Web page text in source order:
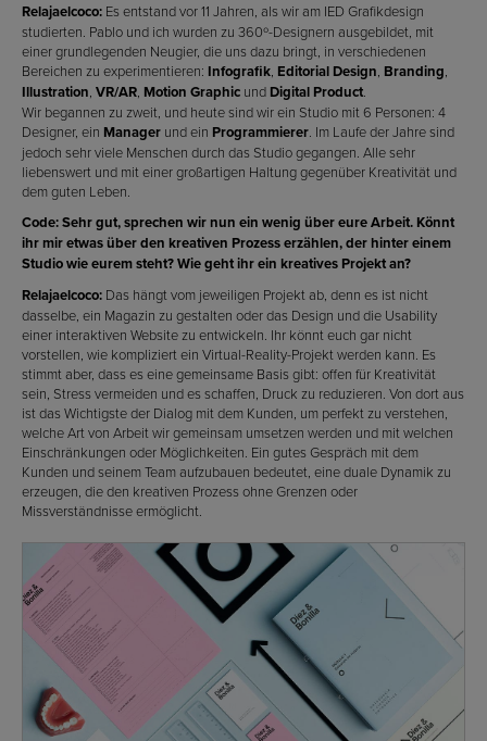
Relajaelcoco: Es entstand vor 11 Jahren, als wir am IED Grafikdesign
studierten. Pablo und ich wurden zu 360º-Designern ausgebildet, mit
einer grundlegenden Neugier, die uns dazu bringt, in verschiedenen
Bereichen zu experimentieren: Infografik, Editorial Design, Branding,
Illustration, VR/AR, Motion Graphic und Digital Product.
Wir begannen zu zweit, und heute sind wir ein Studio mit 6 Personen: 4
Designer, ein Manager und ein Programmierer. Im Laufe der Jahre sind
jedoch sehr viele Menschen durch das Studio gegangen. Alle sehr
liebenswert und mit einer großartigen Haltung gegenüber Kreativität und
dem guten Leben.
Code: Sehr gut, sprechen wir nun ein wenig über eure Arbeit. Könnt
ihr mir etwas über den kreativen Prozess erzählen, der hinter einem
Studio wie eurem steht? Wie geht ihr ein kreatives Projekt an?
Relajaelcoco: Das hängt vom jeweiligen Projekt ab, denn es ist nicht
dasselbe, ein Magazin zu gestalten oder das Design und die Usability
einer interaktiven Website zu entwickeln. Ihr könnt euch gar nicht
vorstellen, wie kompliziert ein Virtual-Reality-Projekt werden kann. Es
stimmt aber, dass es eine gemeinsame Basis gibt: offen für Kreativität
sein, Stress vermeiden und es schaffen, Druck zu reduzieren. Von dort aus
ist das Wichtigste der Dialog mit dem Kunden, um perfekt zu verstehen,
welche Art von Arbeit wir gemeinsam umsetzen werden und mit welchen
Einschränkungen oder Möglichkeiten. Ein gutes Gespräch mit dem
Kunden und seinem Team aufzubauen bedeutet, eine duale Dynamik zu
erzeugen, die den kreativen Prozess ohne Grenzen oder
Missverständnisse ermöglicht.